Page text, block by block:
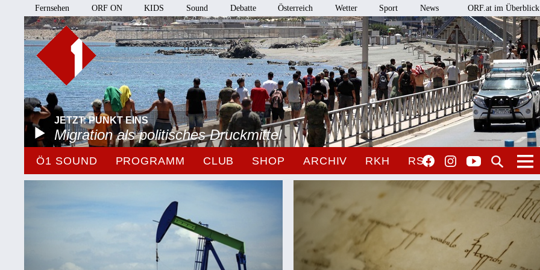
Fernsehen ORF ON KIDS Sound Debatte Österreich Wetter Sport News ORF.at im Überblick
JETZT: PUNKT EINS
Migration als politisches Druckmittel
Ö1 SOUND PROGRAMM CLUB SHOP ARCHIV RKH RSO